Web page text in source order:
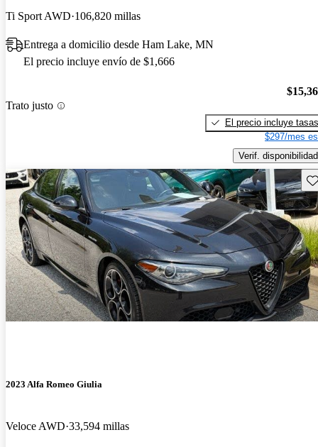
Ti Sport AWD 106,820 millas
Entrega a domicilio desde Ham Lake, MN
El precio incluye envío de $1,666
Trato justo
El precio incluye tasas
$297/mes
Verif. disponibilidad
2023 Alfa Romeo Giulia
Veloce AWD 33,594 millas